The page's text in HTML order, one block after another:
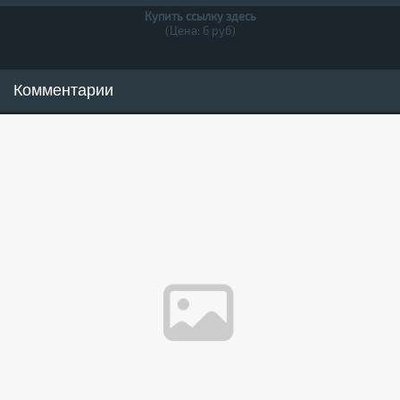
Купить ссылку здесь
(Цена: 6 руб)
Комментарии